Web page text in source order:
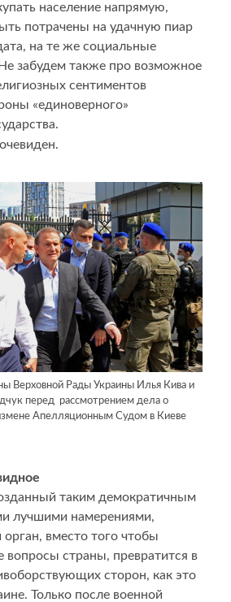
население напрямую,
потрачены на удачную пиар
на те же социальные
забудем также про возможное
сентиментов
«единоверного»
Верховной Рады Украины Илья Кива и
перед рассмотрением дела о
Апелляционным Судом в Киеве
таким демократичным
лучшими намерениями,
вместо того чтобы
страны, превратится в
сторон, как это
Только после военной